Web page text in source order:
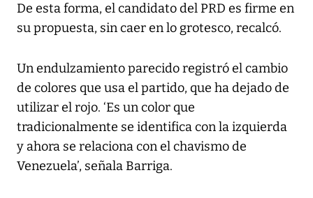
De esta forma, el candidato del PRD es firme en
su propuesta, sin caer en lo grotesco, recalcó.
Un endulzamiento parecido registró el cambio
de colores que usa el partido, que ha dejado de
utilizar el rojo. ‘Es un color que
tradicionalmente se identifica con la izquierda
y ahora se relaciona con el chavismo de
Venezuela’, señala Barriga.